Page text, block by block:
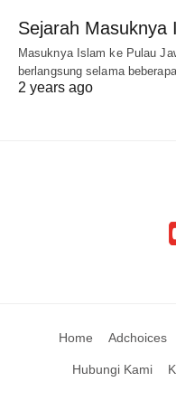
Sejarah Masuknya
Masuknya Islam ke Pulau
berlangsung selama
2 years ago
Home Adchoices
Hubungi Kami